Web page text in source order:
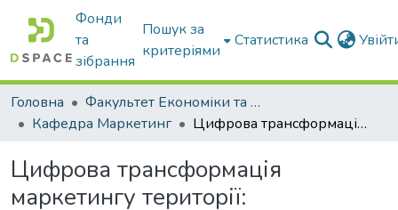
Фонди
та
зібрання
Пошук за
критеріями
Статистика
Головна
Факультет Економіки та бізнесу
Кафедра Маркетинг
Цифрова трансформація маркетингу території: технологічні рішення для конкурентоспроможності
Цифрова трансформація
маркетингу території: